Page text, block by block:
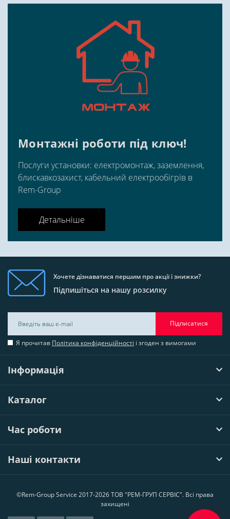
Монтажні роботи під ключ!
Послуги установки: електромонтаж, заземлення,
блискавкозахист, кабельний електрообігрів в
Rem-Group
Детальніше
Хочете дізнаватися першим про акції і знижки?
Підпишіться на нашу розсилку
Підписатися
Я прочитав Політика конфіденційності і згоден з вимогами
Інформація
Каталог
Час роботи
Наші контакти
©Rem-Group Service 2017-2026 ТОВ "РЕМ-ГРУП СЕРВІС". Всі права
захищені